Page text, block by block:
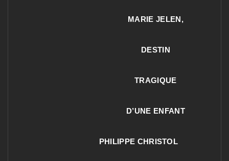
MARIE JELEN,
DESTIN
TRAGIQUE
D’UNE ENFANT
PHILIPPE CHRISTOL